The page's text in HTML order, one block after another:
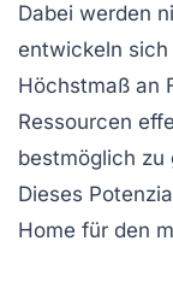
Dabei werden
entwickeln sich
Höchstmaß an
Ressourcen
bestmöglich zu
Dieses
Home für den